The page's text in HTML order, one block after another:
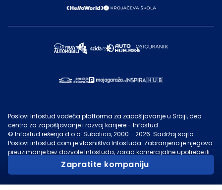
Zapratite kompaniju
Poslovi Infostud vodeća platforma za zapošljavanje u Srbiji, deo
centra za zapošljavanje i razvoj karijere - Infostud.
© Infostud rešenja d.o.o. Subotica, 2000 - 2026. Sadržaj sajta
Poslovi.infostud.com je vlasništvoInfostuda. Zabranjeno je njegovo
preuzimanje bez dozvoleInfostuda, zarad komercijalne upotrebe ili
u druge svrhe, osim za lične potrebe posetilaca sajta.